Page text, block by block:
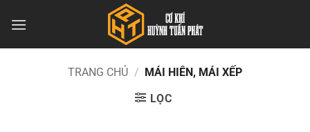
qua
TRANG CHỦ / MÁI HIÊN, MÁI XẾP
LỌC